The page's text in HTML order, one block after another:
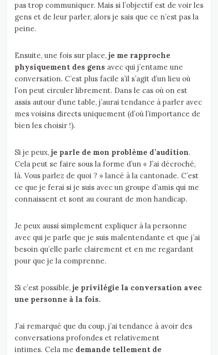
pas trop communiquer. Mais si l’objectif est de voir les
gens et de leur parler, alors je sais que ce n’est pas la
peine.
Ensuite, une fois sur place, je me rapproche
physiquement des gens avec qui j’entame une
conversation. C’est plus facile s’il s’agit d’un lieu où
l’on peut circuler librement. Dans le cas où on est
assis autour d’une table, j’aurai tendance à parler avec
mes voisins directs uniquement (d’où l’importance de
bien les choisir !).
Si je peux, je parle de mon problème d’audition.
Cela peut se faire sous la forme d’un « J’ai décroché,
là. Vous parlez de quoi ? » lancé à la cantonade. C’est
ce que je ferai si je suis avec un groupe d’amis qui me
connaissent et sont au courant de mon handicap.
Je peux aussi simplement expliquer à la personne
avec qui je parle que je suis malentendante et que j’ai
besoin qu’elle parle clairement et en me regardant
pour que je la comprenne.
Si c’est possible, je privilégie la conversation avec
une personne à la fois.
J’ai remarqué que du coup, j’ai tendance à avoir des
conversations profondes et relativement
intimes. Cela me demande tellement de